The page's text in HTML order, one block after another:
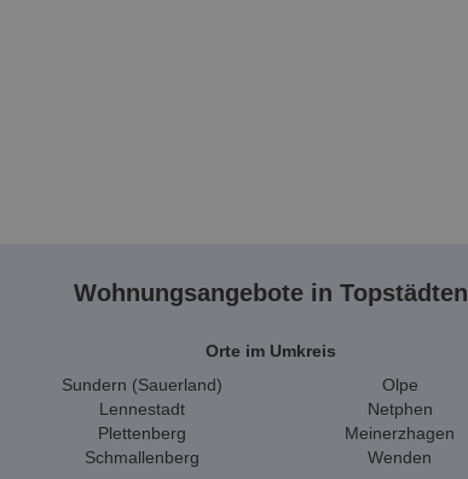
Wohnungsangebote in Topstädten
Orte im Umkreis
Sundern (Sauerland)
Lennestadt
Plettenberg
Schmallenberg
Olpe
Netphen
Meinerzhagen
Wenden